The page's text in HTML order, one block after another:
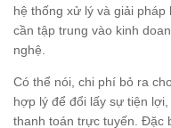
hệ thống xử lý và giải
cần tập trung vào kinh
nghệ.
Có thể nói, chi phí bỏ ra
hợp lý để đổi lấy sự tiện
thanh toán trực tuyến. Đặc